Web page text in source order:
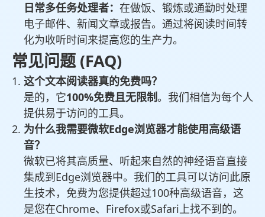
日常多任务处理者： 在做饭、锻炼或通勤时处理
电子邮件、新闻文章或报告。通过将阅读时间转
化为收听时间来提高您的生产力。
常见问题 (FAQ)
这个文本阅读器真的免费吗？
是的，它100%免费且无限制。我们相信为每个人
提供易于访问的工具。
为什么我需要微软Edge浏览器才能使用高级语
音？
微软已将其高质量、听起来自然的神经语音直接
集成到Edge浏览器中。我们的工具可以访问此原
生技术，免费为您提供超过100种高级语音，这
是您在Chrome、Firefox或Safari上找不到的。